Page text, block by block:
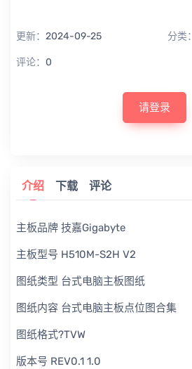
更新： 2024-09-25 分类：
评论： 0
请登录
介绍 下载 评论
主板品牌 技嘉Gigabyte
主板型号 H510M-S2H V2
图纸类型 台式电脑主板图纸
图纸内容 台式电脑主板点位图合集
图纸格式?TVW
版本号 REV0.1 1.0